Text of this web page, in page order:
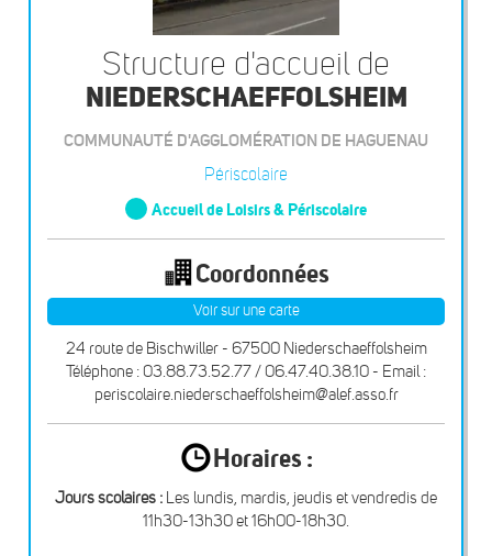
Structure d'accueil de
NIEDERSCHAEFFOLSHEIM
COMMUNAUTÉ D'AGGLOMÉRATION DE HAGUENAU
Périscolaire
Accueil de Loisirs & Périscolaire
Coordonnées
Voir sur une carte
24 route de Bischwiller - 67500 Niederschaeffolsheim
Téléphone : 03.88.73.52.77 / 06.47.40.38.10 - Email :
periscolaire.niederschaeffolsheim@alef.asso.fr
Horaires :
Jours scolaires : Les lundis, mardis, jeudis et vendredis de
11h30-13h30 et 16h00-18h30.